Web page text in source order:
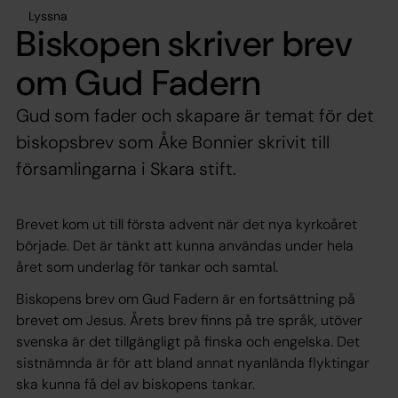
Lyssna
Biskopen skriver brev
om Gud Fadern
Gud som fader och skapare är temat för det
biskopsbrev som Åke Bonnier skrivit till
församlingarna i Skara stift.
Brevet kom ut till första advent när det nya kyrkoåret
började. Det är tänkt att kunna användas under hela
året som underlag för tankar och samtal.
Biskopens brev om Gud Fadern är en fortsättning på
brevet om Jesus. Årets brev finns på tre språk, utöver
svenska är det tillgängligt på finska och engelska. Det
sistnämnda är för att bland annat nyanlända flyktingar
ska kunna få del av biskopens tankar.